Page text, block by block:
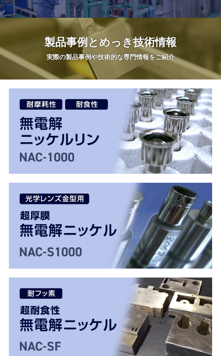
製品事例とめっき技術情報
実際の製品事例や技術的な専門情報をご紹介